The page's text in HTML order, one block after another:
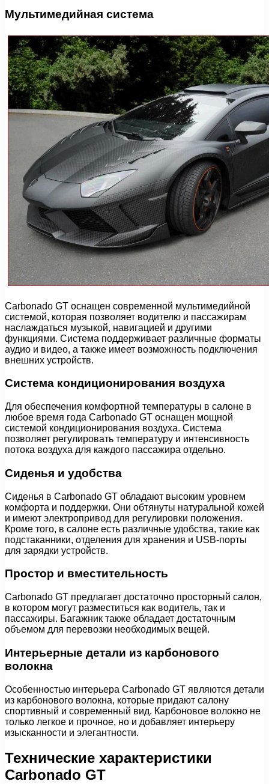
Мультимедийная система
Carbonado GT оснащен современной мультимедийной
системой, которая позволяет водителю и пассажирам
наслаждаться музыкой, навигацией и другими
функциями. Система поддерживает различные форматы
аудио и видео, а также имеет возможность подключения
внешних устройств.
Система кондиционирования воздуха
Для обеспечения комфортной температуры в салоне в
любое время года Carbonado GT оснащен мощной
системой кондиционирования воздуха. Система
позволяет регулировать температуру и интенсивность
потока воздуха для каждого пассажира отдельно.
Сиденья и удобства
Сиденья в Carbonado GT обладают высоким уровнем
комфорта и поддержки. Они обтянуты натуральной кожей
и имеют электропривод для регулировки положения.
Кроме того, в салоне есть различные удобства, такие как
подстаканники, отделения для хранения и USB-порты
для зарядки устройств.
Простор и вместительность
Carbonado GT предлагает достаточно просторный салон,
в котором могут разместиться как водитель, так и
пассажиры. Багажник также обладает достаточным
объемом для перевозки необходимых вещей.
Интерьерные детали из карбонового
волокна
Особенностью интерьера Carbonado GT являются детали
из карбонового волокна, которые придают салону
спортивный и современный вид. Карбоновое волокно не
только легкое и прочное, но и добавляет интерьеру
изысканности и элегантности.
Технические характеристики
Carbonado GT